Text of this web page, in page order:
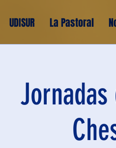
UDISUR La Pastoral